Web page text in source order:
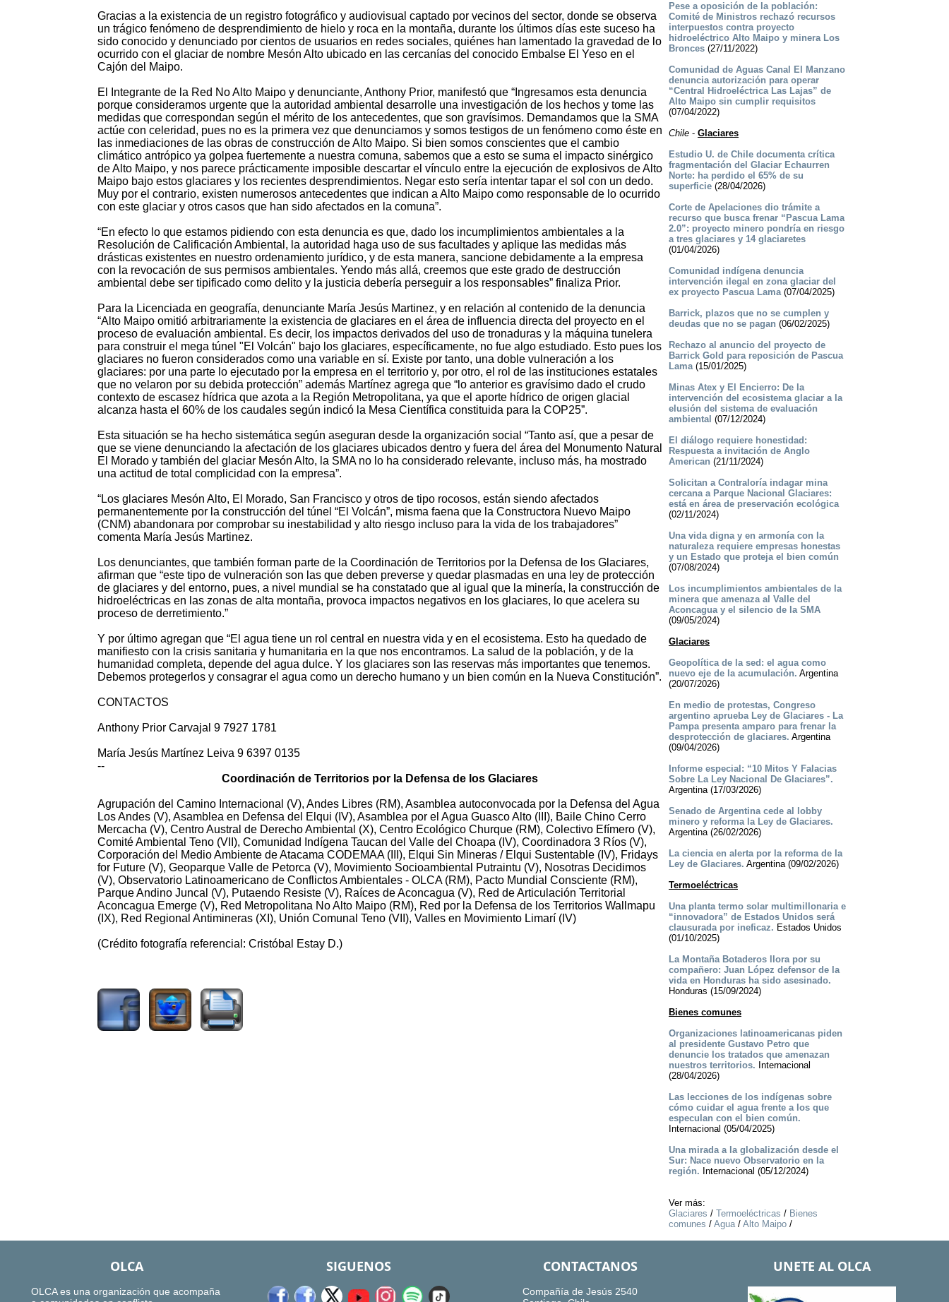
Gracias a la existencia de un registro fotográfico y audiovisual captado por vecinos del sector, donde se observa
un trágico fenómeno de desprendimiento de hielo y roca en la montaña, durante los últimos días este suceso ha
sido conocido y denunciado por cientos de usuarios en redes sociales, quiénes han lamentado la gravedad de lo
ocurrido con el glaciar de nombre Mesón Alto ubicado en las cercanías del conocido Embalse El Yeso en el
Cajón del Maipo.
El Integrante de la Red No Alto Maipo y denunciante, Anthony Prior, manifestó que “Ingresamos esta denuncia
porque consideramos urgente que la autoridad ambiental desarrolle una investigación de los hechos y tome las
medidas que correspondan según el mérito de los antecedentes, que son gravísimos. Demandamos que la SMA
actúe con celeridad, pues no es la primera vez que denunciamos y somos testigos de un fenómeno como éste en
las inmediaciones de las obras de construcción de Alto Maipo. Si bien somos conscientes que el cambio
climático antrópico ya golpea fuertemente a nuestra comuna, sabemos que a esto se suma el impacto sinérgico
de Alto Maipo, y nos parece prácticamente imposible descartar el vínculo entre la ejecución de explosivos de Alto
Maipo bajo estos glaciares y los recientes desprendimientos. Negar esto sería intentar tapar el sol con un dedo.
Muy por el contrario, existen numerosos antecedentes que indican a Alto Maipo como responsable de lo ocurrido
con este glaciar y otros casos que han sido afectados en la comuna”.
“En efecto lo que estamos pidiendo con esta denuncia es que, dado los incumplimientos ambientales a la
Resolución de Calificación Ambiental, la autoridad haga uso de sus facultades y aplique las medidas más
drásticas existentes en nuestro ordenamiento jurídico, y de esta manera, sancione debidamente a la empresa
con la revocación de sus permisos ambientales. Yendo más allá, creemos que este grado de destrucción
ambiental debe ser tipificado como delito y la justicia debería perseguir a los responsables” finaliza Prior.
Para la Licenciada en geografía, denunciante María Jesús Martinez, y en relación al contenido de la denuncia
“Alto Maipo omitió arbitrariamente la existencia de glaciares en el área de influencia directa del proyecto en el
proceso de evaluación ambiental. Es decir, los impactos derivados del uso de tronaduras y la máquina tunelera
para construir el mega túnel "El Volcán" bajo los glaciares, específicamente, no fue algo estudiado. Esto pues los
glaciares no fueron considerados como una variable en sí. Existe por tanto, una doble vulneración a los
glaciares: por una parte lo ejecutado por la empresa en el territorio y, por otro, el rol de las instituciones estatales
que no velaron por su debida protección” además Martínez agrega que “lo anterior es gravísimo dado el crudo
contexto de escasez hídrica que azota a la Región Metropolitana, ya que el aporte hídrico de origen glacial
alcanza hasta el 60% de los caudales según indicó la Mesa Científica constituida para la COP25”.
Esta situación se ha hecho sistemática según aseguran desde la organización social “Tanto así, que a pesar de
que se viene denunciando la afectación de los glaciares ubicados dentro y fuera del área del Monumento Natural
El Morado y también del glaciar Mesón Alto, la SMA no lo ha considerado relevante, incluso más, ha mostrado
una actitud de total complicidad con la empresa”.
“Los glaciares Mesón Alto, El Morado, San Francisco y otros de tipo rocosos, están siendo afectados
permanentemente por la construcción del túnel “El Volcán”, misma faena que la Constructora Nuevo Maipo
(CNM) abandonara por comprobar su inestabilidad y alto riesgo incluso para la vida de los trabajadores”
comenta María Jesús Martinez.
Los denunciantes, que también forman parte de la Coordinación de Territorios por la Defensa de los Glaciares,
afirman que “este tipo de vulneración son las que deben preverse y quedar plasmadas en una ley de protección
de glaciares y del entorno, pues, a nivel mundial se ha constatado que al igual que la minería, la construcción de
hidroeléctricas en las zonas de alta montaña, provoca impactos negativos en los glaciares, lo que acelera su
proceso de derretimiento.”
Y por último agregan que “El agua tiene un rol central en nuestra vida y en el ecosistema. Esto ha quedado de
manifiesto con la crisis sanitaria y humanitaria en la que nos encontramos. La salud de la población, y de la
humanidad completa, depende del agua dulce. Y los glaciares son las reservas más importantes que tenemos.
Debemos protegerlos y consagrar el agua como un derecho humano y un bien común en la Nueva Constitución”.
CONTACTOS
Anthony Prior Carvajal 9 7927 1781
María Jesús Martínez Leiva 9 6397 0135
--
Coordinación de Territorios por la Defensa de los Glaciares
Agrupación del Camino Internacional (V), Andes Libres (RM), Asamblea autoconvocada por la Defensa del Agua
Los Andes (V), Asamblea en Defensa del Elqui (IV), Asamblea por el Agua Guasco Alto (III), Baile Chino Cerro
Mercacha (V), Centro Austral de Derecho Ambiental (X), Centro Ecológico Churque (RM), Colectivo Efímero (V),
Comité Ambiental Teno (VII), Comunidad Indígena Taucan del Valle del Choapa (IV), Coordinadora 3 Ríos (V),
Corporación del Medio Ambiente de Atacama CODEMAA (III), Elqui Sin Mineras / Elqui Sustentable (IV), Fridays
for Future (V), Geoparque Valle de Petorca (V), Movimiento Socioambiental Putraintu (V), Nosotras Decidimos
(V), Observatorio Latinoamericano de Conflictos Ambientales - OLCA (RM), Pacto Mundial Consciente (RM),
Parque Andino Juncal (V), Putaendo Resiste (V), Raíces de Aconcagua (V), Red de Articulación Territorial
Aconcagua Emerge (V), Red Metropolitana No Alto Maipo (RM), Red por la Defensa de los Territorios Wallmapu
(IX), Red Regional Antimineras (XI), Unión Comunal Teno (VII), Valles en Movimiento Limarí (IV)
(Crédito fotografía referencial: Cristóbal Estay D.)
Pese a oposición de la población:
Comité de Ministros rechazó recursos
interpuestos contra proyecto
hidroeléctrico Alto Maipo y minera Los
Bronces(27/11/2022)
Comunidad de Aguas Canal El Manzano
denuncia autorización para operar
“Central Hidroeléctrica Las Lajas” de
Alto Maipo sin cumplir requisitos
(07/04/2022)
Chile- Glaciares
Estudio U. de Chile documenta crítica
fragmentación del Glaciar Echaurren
Norte: ha perdido el 65% de su
superficie(28/04/2026)
Corte de Apelaciones dio trámite a
recurso que busca frenar “Pascua Lama
2.0”: proyecto minero pondría en riesgo
a tres glaciares y 14 glaciaretes
(01/04/2026)
Comunidad indígena denuncia
intervención ilegal en zona glaciar del
ex proyecto Pascua Lama(07/04/2025)
Barrick, plazos que no se cumplen y
deudas que no se pagan (06/02/2025)
Rechazo al anuncio del proyecto de
Barrick Gold para reposición de Pascua
Lama(15/01/2025)
Minas Atex y El Encierro: De la
intervención del ecosistema glaciar a la
elusión del sistema de evaluación
ambiental (07/12/2024)
El diálogo requiere honestidad:
Respuesta a invitación de Anglo
American (21/11/2024)
Solicitan a Contraloría indagar mina
cercana a Parque Nacional Glaciares:
está en área de preservación ecológica
(02/11/2024)
Una vida digna y en armonía con la
naturaleza requiere empresas honestas
y un Estado que proteja el bien común
(07/08/2024)
Los incumplimientos ambientales de la
minera que amenaza al Valle del
Aconcagua y el silencio de la SMA
(09/05/2024)
Glaciares
Geopolítica de la sed: el agua como
nuevo eje de la acumulación. Argentina
(20/07/2026)
En medio de protestas, Congreso
argentino aprueba Ley de Glaciares - La
Pampa presenta amparo para frenar la
desprotección de glaciares. Argentina
(09/04/2026)
Informe especial: “10 Mitos Y Falacias
Sobre La Ley Nacional De Glaciares”.
Argentina (17/03/2026)
Senado de Argentina cede al lobby
minero y reforma la Ley de Glaciares.
Argentina (26/02/2026)
La ciencia en alerta por la reforma de la
Ley de Glaciares. Argentina (09/02/2026)
Termoeléctricas
Una planta termo solar multimillonaria e
“innovadora” de Estados Unidos será
clausurada por ineficaz. Estados Unidos
(01/10/2025)
La Montaña Botaderos llora por su
compañero: Juan López defensor de la
vida en Honduras ha sido asesinado.
Honduras (15/09/2024)
Bienes comunes
Organizaciones latinoamericanas piden
al presidente Gustavo Petro que
denuncie los tratados que amenazan
nuestros territorios. Internacional
(28/04/2026)
Las lecciones de los indígenas sobre
cómo cuidar el agua frente a los que
especulan con el bien común.
Internacional (05/04/2025)
Una mirada a la globalización desde el
Sur: Nace nuevo Observatorio en la
región. Internacional (05/12/2024)
Ver más:
Glaciares / Termoeléctricas / Bienes
comunes / Agua/ Alto Maipo/
OLCA
OLCA es una organización que acompaña
SIGUENOS CONTACTANOS
Compañía de Jesús 2540
UNETE AL OLCA